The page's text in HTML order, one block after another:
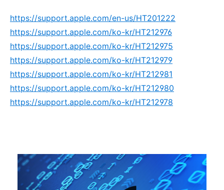
https://support.apple.com/en-us/HT201222
https://support.apple.com/ko-kr/HT212976
https://support.apple.com/ko-kr/HT212975
https://support.apple.com/ko-kr/HT212979
https://support.apple.com/ko-kr/HT212981
https://support.apple.com/ko-kr/HT212980
https://support.apple.com/ko-kr/HT212978